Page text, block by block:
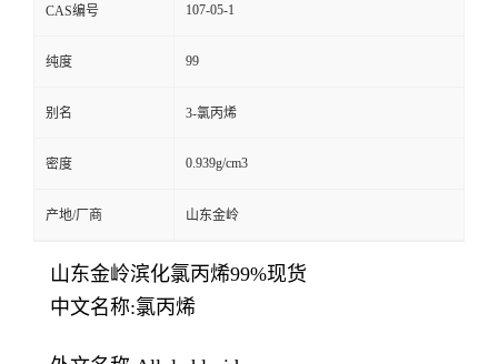
CAS编号 107-05-1
纯度 99
别名 3-氯丙烯
密度 0.939g/cm3
产地/厂商 山东金岭
山东金岭滨化氯丙烯99%现货
中文名称:氯丙烯